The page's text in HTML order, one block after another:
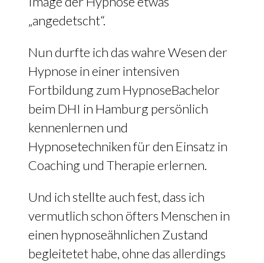
„angedetscht“.
Nun durfte ich das wahre Wesen der
Hypnose in einer intensiven
Fortbildung zum HypnoseBachelor
beim DHI in Hamburg persönlich
kennenlernen und
Hypnosetechniken für den Einsatz in
Coaching und Therapie erlernen.
Und ich stellte auch fest, dass ich
vermutlich schon öfters Menschen in
einen hypnoseähnlichen Zustand
begleitetet habe, ohne das allerdings